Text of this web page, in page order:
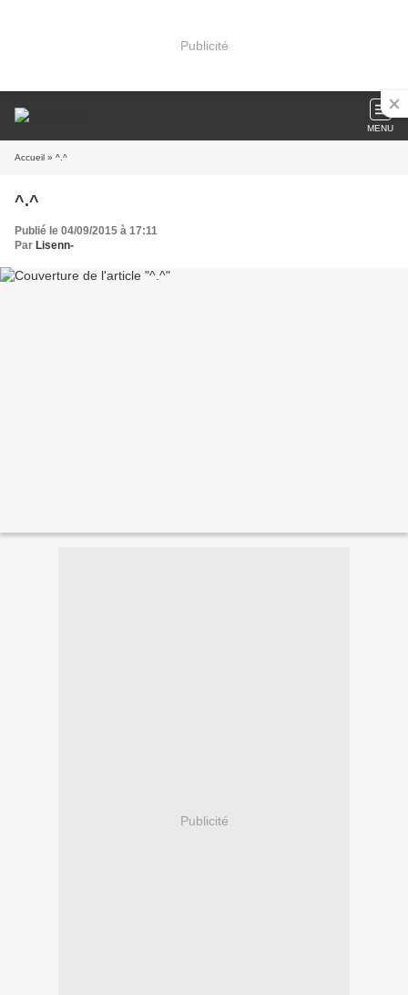
Publicité
MENU
Accueil » ^.^
^.^
Publié le 04/09/2015 à 17:11
Par Lisenn-
Publicité